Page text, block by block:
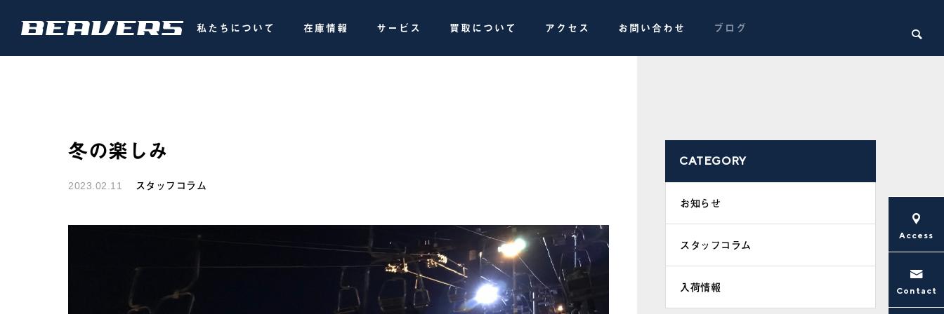
私たちについて 在庫情報 サービス 買取について アクセス お問い合わせ ブログ
レヴォーグ車検 FLEXIBLE FLOOR BAR R 取り付け
スタッフコラム
うかい鳥山へ
スタッフコラム
インプレッサWRX STI 納車前準備
スタッフコラム
インプレ
スタッフコ
冬の楽しみ
2023.02.11 スタッフコラム
CATEGORY
お知らせ
スタッフコラム
入荷情報
Access
Contact